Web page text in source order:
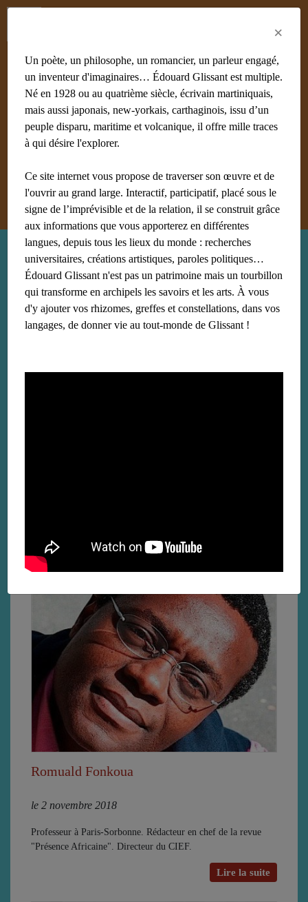
#achiery #acoma #adami #afrique #agnès B
#algérie
#Aliocha Wald Lasowski #amériques
#amis
#anthropologie
Afficher tous les mots clés
Recherche : Romuald Fonkoua
Romuald Fonkoua
le 2 novembre 2018
Professeur à Paris-Sorbonne. Rédacteur en chef de la revue
"Présence Africaine". Directeur du CIEF.
Lire la suite
×
Un poète, un philosophe, un romancier, un parleur engagé,
un inventeur d'imaginaires… Édouard Glissant est multiple.
Né en 1928 ou au quatrième siècle, écrivain martiniquais,
mais aussi japonais, new-yorkais, carthaginois, issu d’un
peuple disparu, maritime et volcanique, il offre mille traces
à qui désire l'explorer.
Ce site internet vous propose de traverser son œuvre et de
l'ouvrir au grand large. Interactif, participatif, placé sous le
signe de l’imprévisible et de la relation, il se construit grâce
aux informations que vous apporterez en différentes
langues, depuis tous les lieux du monde : recherches
universitaires, créations artistiques, paroles politiques…
Édouard Glissant n'est pas un patrimoine mais un tourbillon
qui transforme en archipels les savoirs et les arts. À vous
d'y ajouter vos rhizomes, greffes et constellations, dans vos
langages, de donner vie au tout-monde de Glissant !